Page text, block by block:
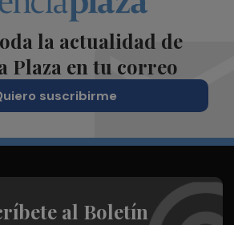
la actualidad de
Plaza en tu correo
suscribirme
al Boletín